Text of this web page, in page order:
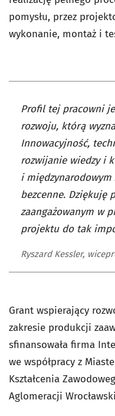
pomysłu, przez
wykonanie, montaż i
Profil tej pracowni
rozwoju, którą
Innowacyjność,
rozwijanie wiedzy i
i
bezcenne. Dziękuję
zaangażowanym w
projektu do tak
Ryszard Kessler,
Grant wspierający
zakresie produkcji
sfinansowała firma
we współpracy z
Kształcenia
Aglomeracji